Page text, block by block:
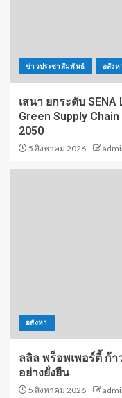
ข่าวประชาสัมพันธ์ อสังห
เสนา ยกระดับ
Green Supply
2050
5 สิงหาคม 2026
อสังหา
ลลิล พร็อพเพอร์ตี้ ก้า
อย่างยั่งยืน
5 สิงหาคม 2026